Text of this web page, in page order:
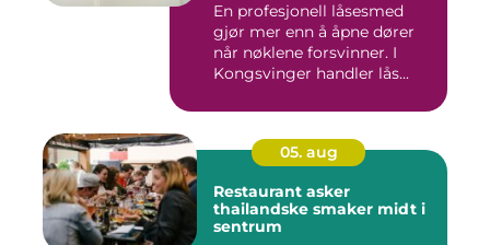
En profesjonell låsesmed
gjør mer enn å åpne dører
når nøklene forsvinner. I
Kongsvinger handler lås...
05. aug
Restaurant asker
thailandske smaker midt i
sentrum